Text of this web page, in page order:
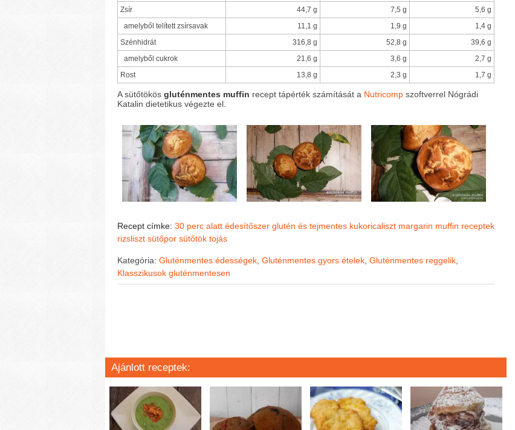
Zsír 44,7 g 7,5 g
5,6 g
amelyből telített zsírsavak
11,1 g 1,9 g
1,4 g
Szénhidrát
316,8 g 52,8 g
39,6 g
amelyből cukrok
21,6 g 3,6 g
2,7 g
Rost
13,8 g 2,3 g 1,7 g
A sütőtökös gluténmentes muffin recept tápérték számítását a Nutricomp szoftverrel Nógrádi
Katalin dietetikus végezte el.
Recept címke: 30 perc alatt édesítőszer glutén és tejmentes kukoricaliszt margarin muffin receptek
rizsliszt sütőpor sütőtök tojás
Kategória: Gluténmentes édességek Gluténmentes gyors ételek Gluténmentes reggelik
Klasszikusok gluténmentesen
Ajánlott receptek: